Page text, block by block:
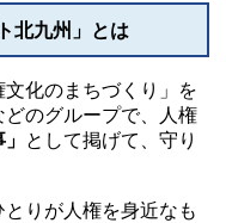
北九州」とは
文化のまちづくり」を
のグループで、人権
として掲げて、守り
りが人権を身近なも